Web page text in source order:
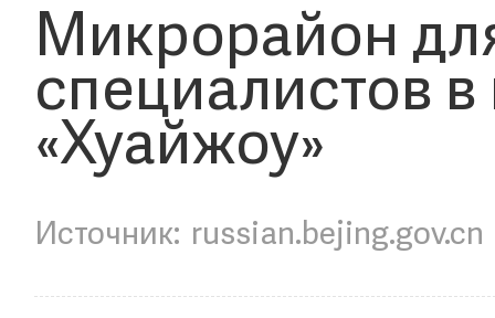
Микрорайон
специалистов
«Хуайжоу»
russian.bejing.gov.cn